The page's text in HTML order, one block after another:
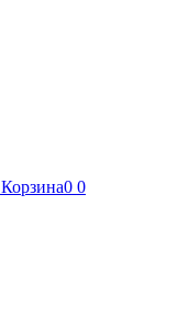
Корзина0 0